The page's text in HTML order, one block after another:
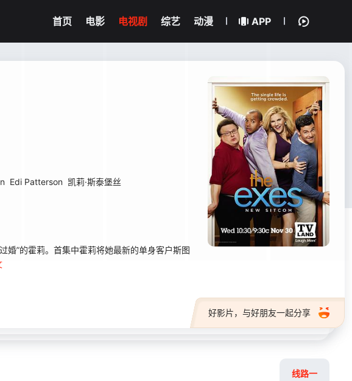
首页 电影 电视剧 综艺 动漫 APP
Edi Patterson 凯莉·斯泰堡丝
”的霍莉。首集中霍莉将她最新的单身客户斯图
好影片，与好朋友一起分享
线路一